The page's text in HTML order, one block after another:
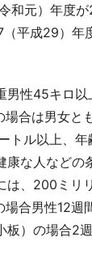
和元）年度
平成29）年
性45キロ以
合は男女と
トル以上、
康な人などの
は、200ミリ
合男性12週
板）の場合2